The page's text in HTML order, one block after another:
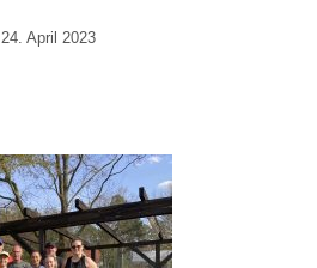
24. April 2023